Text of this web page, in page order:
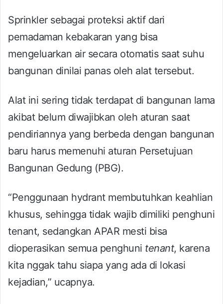
Sprinkler sebagai proteksi aktif dari
pemadaman kebakaran yang bisa
mengeluarkan air secara otomatis saat suhu
bangunan dinilai panas oleh alat tersebut.
Alat ini sering tidak terdapat di bangunan lama
akibat belum diwajibkan oleh aturan saat
pendiriannya yang berbeda dengan bangunan
baru harus memenuhi aturan Persetujuan
Bangunan Gedung (PBG).
“Penggunaan hydrant membutuhkan keahlian
khusus, sehingga tidak wajib dimiliki penghuni
tenant, sedangkan APAR mesti bisa
dioperasikan semua penghuni tenant, karena
kita nggak tahu siapa yang ada di lokasi
kejadian,” ucapnya.